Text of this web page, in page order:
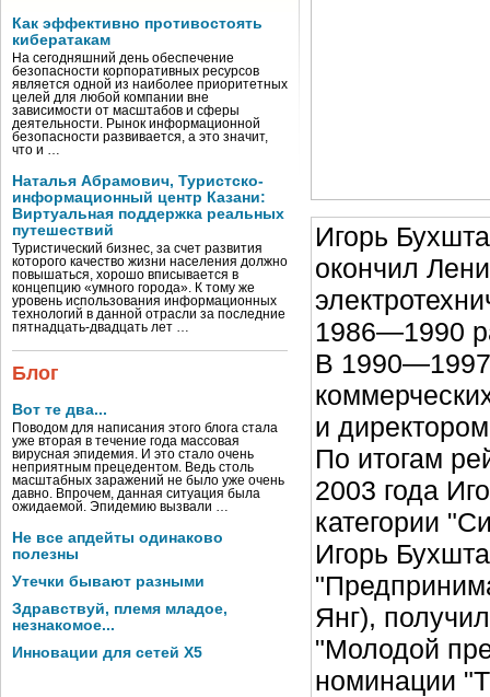
Как эффективно противостоять
кибератакам
На сегодняшний день обеспечение
безопасности корпоративных ресурсов
является одной из наиболее приоритетных
целей для любой компании вне
зависимости от масштабов и сферы
деятельности. Рынок информационной
безопасности развивается, а это значит,
что и …
Наталья Абрамович, Туристско-
информационный центр Казани:
Виртуальная поддержка реальных
путешествий
Туристический бизнес, за счет развития
которого качество жизни населения должно
повышаться, хорошо вписывается в
концепцию «умного города». К тому же
уровень использования информационных
технологий в данной отрасли за последние
пятнадцать-двадцать лет …
Блог
Вот те два...
Поводом для написания этого блога стала
уже вторая в течение года массовая
вирусная эпидемия. И это стало очень
неприятным прецедентом. Ведь столь
масштабных заражений не было уже очень
давно. Впрочем, данная ситуация была
ожидаемой. Эпидемию вызвали …
Не все апдейты одинаково
полезны
Утечки бывают разными
Здравствуй, племя младое,
незнакомое...
Инновации для сетей X5
Игорь
окончил
1986—1990
В 1990—1997
и
По итогам
2003 года
категории
Игорь
Янг),
"Молодой
номинации